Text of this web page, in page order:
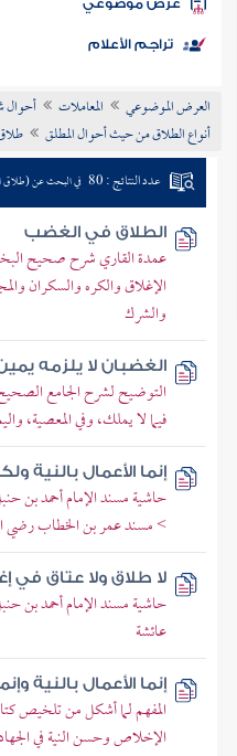
الكتب
موضوعي
تراجم الأعلام
العرض الموضوعي المعاملات
أنواع الطلاق من حيث أحوال المطلق
عدد النتائج : 80 في البحث عن (طلاق
الطلاق في الغضب
عمدة القاري شرح صحيح
الإغلاق والكره والسكران
والشرك
الغضبان لا يلزمه
التوضيح لشرح الجامع
فيما لا يملك، وفي المعصية،
إنما الأعمال بالنية
حاشية مسند الإمام أحمد بن
> مسند عمر بن الخطاب رضي
لا طلاق ولا عتاق في
حاشية مسند الإمام أحمد بن
عائشة
إنما الأعمال بالنية
المفهم لما أشكل من تلخيص
الإخلاص وحسن النية في